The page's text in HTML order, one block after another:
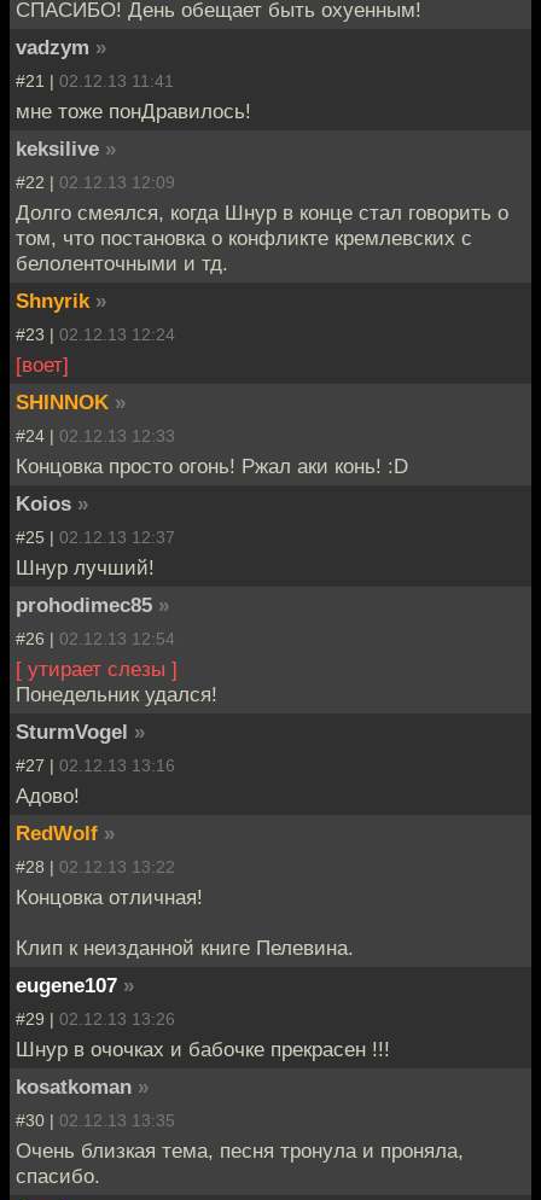
СПАСИБО! День обещает быть охуенным!
vadzym »
#21 | 02.12.13 11:41
мне тоже понДравилось!
keksilive »
#22 | 02.12.13 12:09
Долго смеялся, когда Шнур в конце стал говорить о
том, что постановка о конфликте кремлевских с
белоленточными и тд.
Shnyrik »
#23 | 02.12.13 12:24
[воет]
SHINNOK »
#24 | 02.12.13 12:33
Концовка просто огонь! Ржал аки конь! :D
Koios »
#25 | 02.12.13 12:37
Шнур лучший!
prohodimec85 »
#26 | 02.12.13 12:54
[ утирает слезы ]
Понедельник удался!
SturmVogel »
#27 | 02.12.13 13:16
Адово!
RedWolf »
#28 | 02.12.13 13:22
Концовка отличная!
Клип к неизданной книге Пелевина.
eugene107 »
#29 | 02.12.13 13:26
Шнур в очочках и бабочке прекрасен !!!
kosatkoman »
#30 | 02.12.13 13:35
Очень близкая тема, песня тронула и проняла,
спасибо.